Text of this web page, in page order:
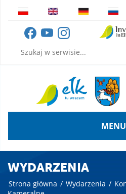
MENU
WYDARZENIA
Strona główna / Wydarzenia /